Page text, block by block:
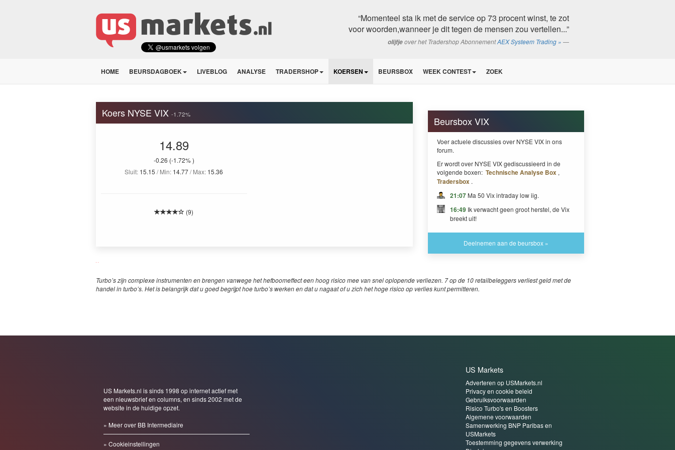
“Momenteel sta ik met de service op 73 procent winst, te zot
voor woorden,wanneer je dit tegen de mensen zou vertellen...”
olijfjeover het Tradershop AbonnementAEX Systeem Trading »
HOME BEURSDAGBOEK LIVEBLOG ANALYSE TRADERSHOP KOERSEN BEURSBOX WEEK CONTEST ZOEK
Koers NYSE VIX -1.72%
14.89
-0.26 (-1.72% )
Sluit: 15.15/ Min: 14.77/ Max: 15.36
(9)
Beursbox VIX
Voer actuele discussies over NYSE VIX in ons
forum.
Er wordt over NYSE VIX gediscussieerd in de
volgende boxen:Technische Analyse Box ,
Tradersbox .
21:07 Ma 50 Vix intraday low iig.
16:49 Ik verwacht geen groot herstel, de Vix
breekt uit!
Deelnemen aan de beursbox »
Turbo’s zijn complexe instrumenten en brengen vanwege het hefboomeffect een hoog risico mee van snel oplopende verliezen. 7 op de 10 retailbeleggers verliest geld met de
handel in turbo’s. Het is belangrijk dat u goed begrijpt hoe turbo’s werken en dat u nagaat of u zich het hoge risico op verlies kunt permitteren.
US Markets.nl is sinds 1998 op internet actief met
een nieuwsbrief en columns, en sinds 2002 met de
website in de huidige opzet.
» Meer over BB Intermediaire
» Cookieinstellingen
US Markets
Adverteren op USMarkets.nl
Privacy en cookie beleid
Gebruiksvoorwaarden
Risico Turbo's en Boosters
Algemene voorwaarden
Samenwerking BNP Paribas en
USMarkets
Toestemming gegevens verwerking